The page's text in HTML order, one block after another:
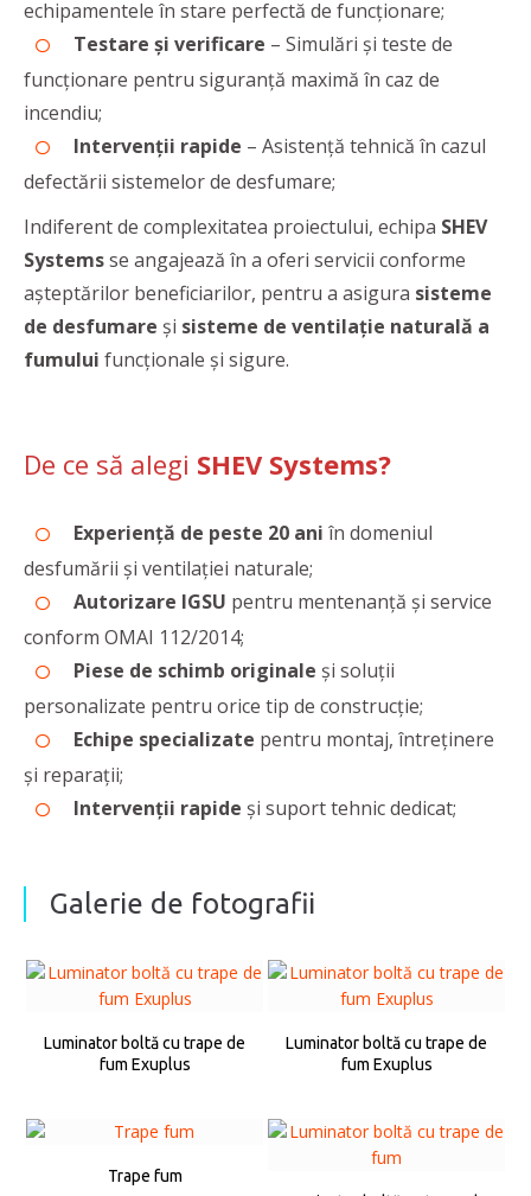
echipamentele în stare perfectă de funcționare;
Testare și verificare – Simulări și teste de
funcționare pentru siguranță maximă în caz de
incendiu;
Intervenții rapide – Asistență tehnică în cazul
defectării sistemelor de desfumare;
Indiferent de complexitatea proiectului, echipa SHEV
Systemsse angajează în a oferi servicii conforme
aşteptărilor beneficiarilor, pentru a asigura sisteme
de desfumare şi sisteme de ventilaţie naturală a
fumului funcţionale şi sigure.
De ce să alegi SHEV Systems?
Experiență de peste 20 ani în domeniul
desfumării și ventilației naturale;
Autorizare IGSU pentru mentenanță și service
conform OMAI 112/2014;
Piese de schimb originale și soluții
personalizate pentru orice tip de construcție;
Echipe specializate pentru montaj, întreținere
și reparații;
Intervenții rapide și suport tehnic dedicat;
Galerie de fotografii
Luminator boltă cu trape de
fum Exuplus
Luminator boltă cu trape de
fum Exuplus
Trape fum